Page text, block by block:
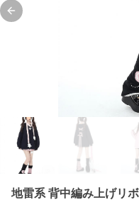
Previous slide
地雷系 背中編み上げリ